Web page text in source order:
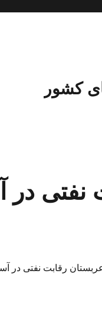
کشور
در
رقابت نفتی در